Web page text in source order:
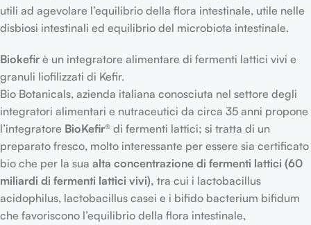
utili ad agevolare l’equilibrio della flora intestinale, utile nelle
disbiosi intestinali ed equilibrio del microbiota intestinale.
Biokefir è un integratore alimentare di fermenti lattici vivi e
granuli liofilizzati di Kefir.
Bio Botanicals, azienda italiana conosciuta nel settore degli
integratori alimentari e nutraceutici da circa 35 anni propone
l’integratore BioKefir® di fermenti lattici; si tratta di un
preparato fresco, molto interessante per essere sia certificato
bio che per la sua alta concentrazione di fermenti lattici (60
miliardi di fermenti lattici vivi), tra cui i lactobacillus
acidophilus, lactobacillus casei e i bifido bacterium bifidum
che favoriscono l’equilibrio della flora intestinale,